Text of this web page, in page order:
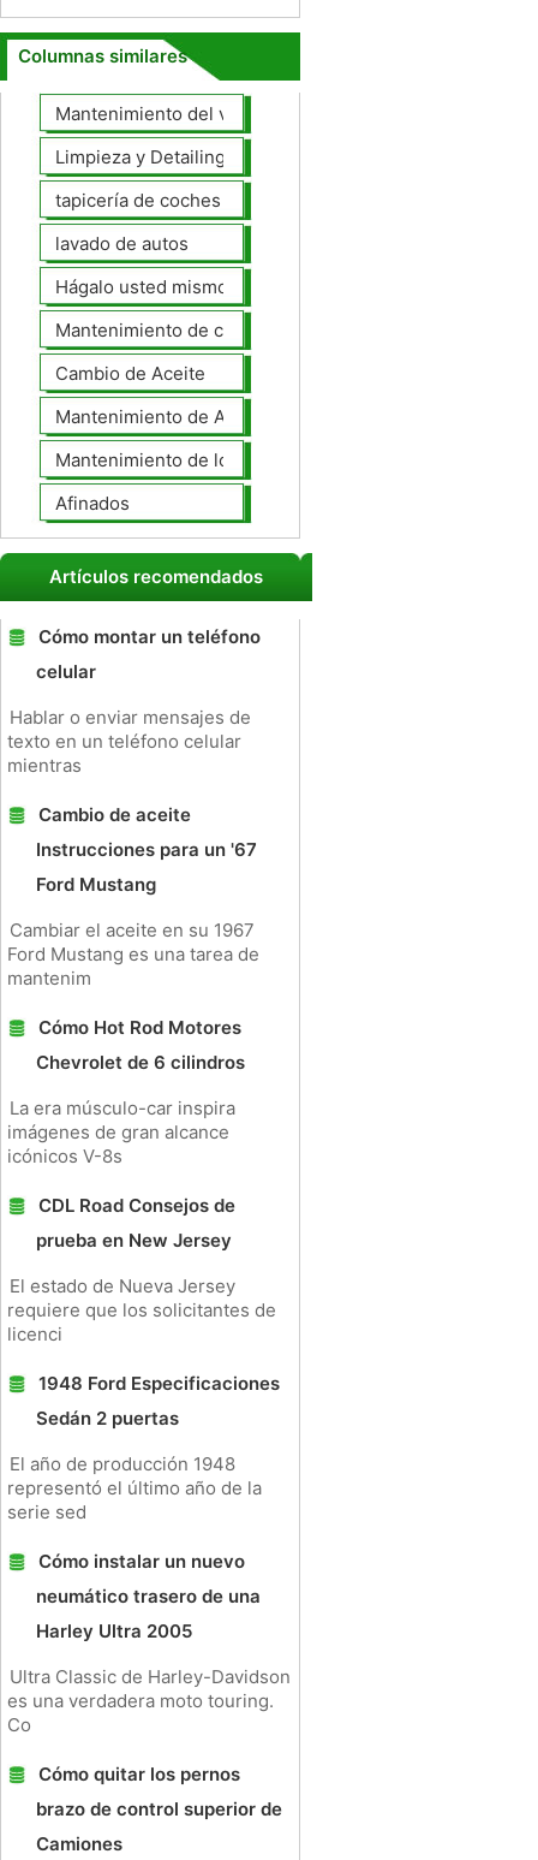
Columnas similares
Mantenimiento del vehículo
Limpieza y Detailing
tapicería de coches
lavado de autos
Hágalo usted mismo Mantenimiento de Automotores
Mantenimiento de coches General
Cambio de Aceite
Mantenimiento de Automotores Profesional
Mantenimiento de los neumáticos
Afinados
Artículos recomendados
Cómo montar un teléfono
celular
Hablar o enviar mensajes de
texto en un teléfono celular
mientras
Cambio de aceite
Instrucciones para un '67
Ford Mustang
Cambiar el aceite en su 1967
Ford Mustang es una tarea de
mantenim
Cómo Hot Rod Motores
Chevrolet de 6 cilindros
La era músculo-car inspira
imágenes de gran alcance
icónicos V-8s
CDL Road Consejos de
prueba en New Jersey
El estado de Nueva Jersey
requiere que los solicitantes de
licenci
1948 Ford Especificaciones
Sedán 2 puertas
El año de producción 1948
representó el último año de la
serie sed
Cómo instalar un nuevo
neumático trasero de una
Harley Ultra 2005
Ultra Classic de Harley-Davidson
es una verdadera moto touring.
Co
Cómo quitar los pernos
brazo de control superior de
Camiones